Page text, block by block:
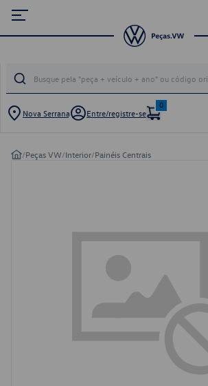
Nova Serrana Entre/registre-se
0
/Peças VW/Interior/Painéis Centrais